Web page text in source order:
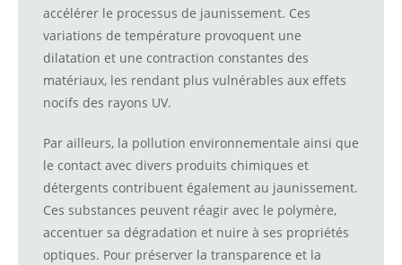
accélérer le processus de jaunissement. Ces
variations de température provoquent une
dilatation et une contraction constantes des
matériaux, les rendant plus vulnérables aux effets
nocifs des rayons UV.
Par ailleurs, la pollution environnementale ainsi que
le contact avec divers produits chimiques et
détergents contribuent également au jaunissement.
Ces substances peuvent réagir avec le polymère,
accentuer sa dégradation et nuire à ses propriétés
optiques. Pour préserver la transparence et la